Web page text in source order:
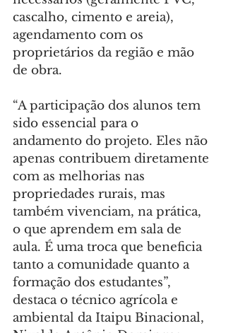
cascalho, cimento e areia),
agendamento com os
proprietários da região e mão
de obra.
“A participação dos alunos tem
sido essencial para o
andamento do projeto. Eles não
apenas contribuem diretamente
com as melhorias nas
propriedades rurais, mas
também vivenciam, na prática,
o que aprendem em sala de
aula. É uma troca que beneficia
tanto a comunidade quanto a
formação dos estudantes”,
destaca o técnico agrícola e
ambiental da Itaipu Binacional,